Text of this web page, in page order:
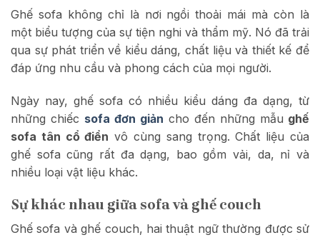
Ghế sofa không chỉ là nơi ngồi thoải mái mà còn là
một biểu tượng của sự tiện nghi và thẩm mỹ. Nó đã trải
qua sự phát triển về kiểu dáng, chất liệu và thiết kế để
đáp ứng nhu cầu và phong cách của mọi người.
Ngày nay, ghế sofa có nhiều kiểu dáng đa dạng, từ
những chiếc sofa đơn giản cho đến những mẫu ghế
sofa tân cổ điển vô cùng sang trọng. Chất liệu của
ghế sofa cũng rất đa dạng, bao gồm vải, da, nỉ và
nhiều loại vật liệu khác.
Sự khác nhau giữa sofa và ghế couch
Ghế sofa và ghế couch, hai thuật ngữ thường được sử